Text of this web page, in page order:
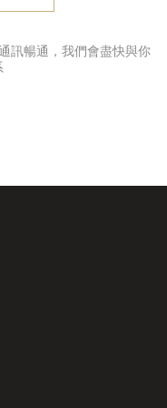
暢通，我們會盡快與你